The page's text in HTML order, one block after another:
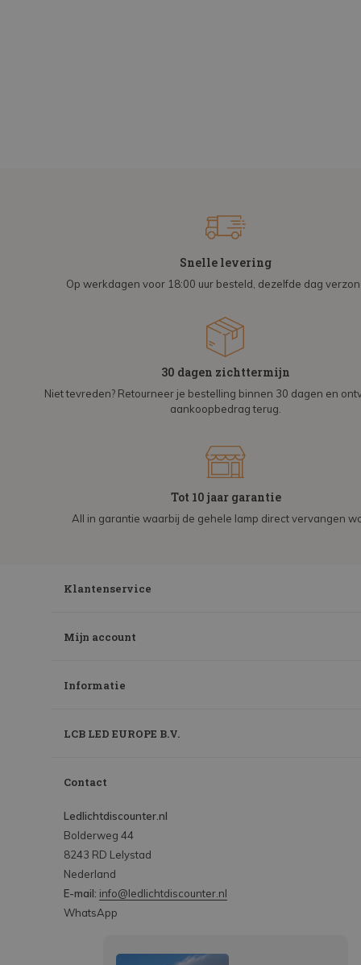
Snelle levering
Op werkdagen voor 18:00 uur besteld, dezelfde dag
30 dagen zichttermijn
Niet tevreden? Retourneer je bestelling binnen 30 dagen en
aankoopbedrag terug.
Tot 10 jaar garantie
All in garantie waarbij de gehele lamp direct vervangen
Klantenservice
Mijn account
Informatie
LCB LED EUROPE B.V.
Contact
Ledlichtdiscounter.nl
Bolderweg 44
8243 RD Lelystad
Nederland
E-mail: info@ledlichtdiscounter.nl
WhatsApp